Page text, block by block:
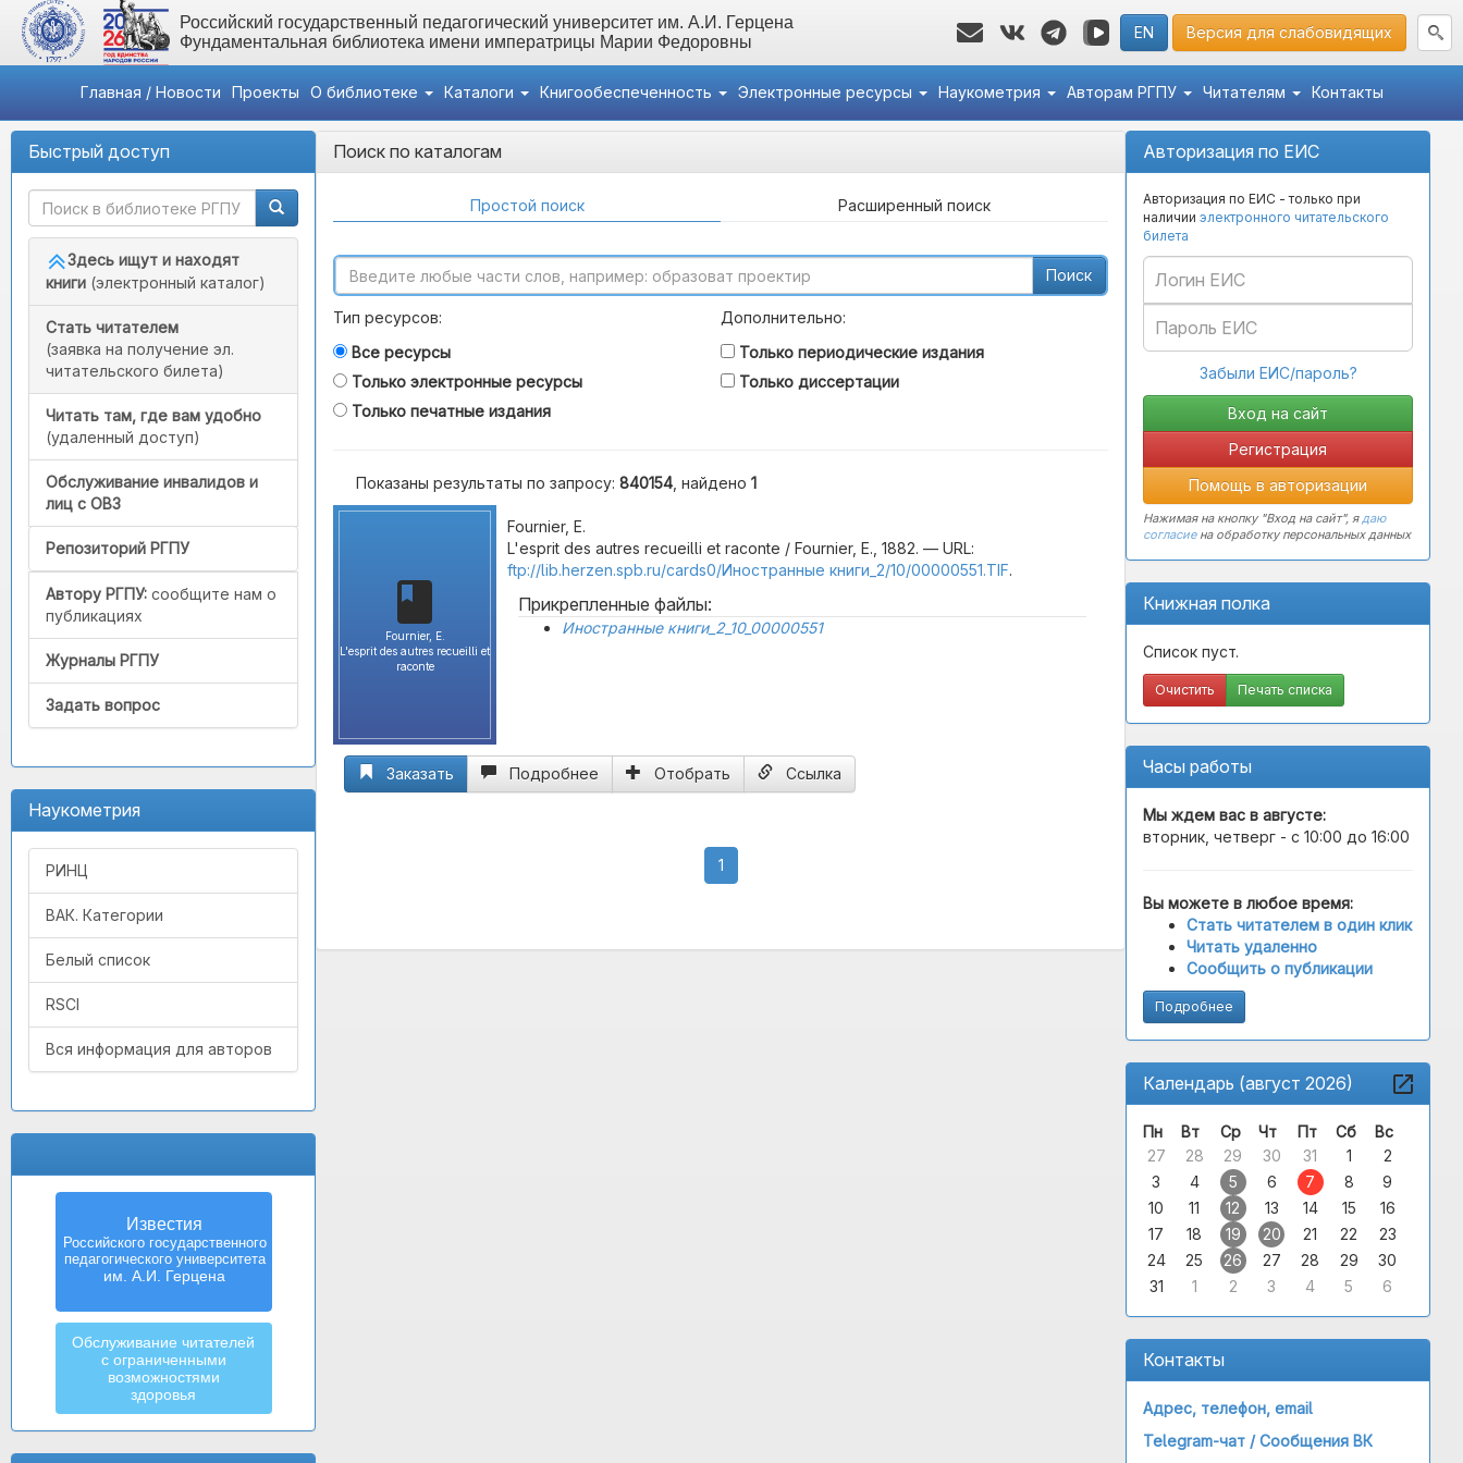
Российский государственный педагогический университет им. А.И. Герцена
Фундаментальная библиотека имени императрицы Марии Федоровны
EN Версия для слабовидящих
Главная / Новости Проекты О библиотеке Каталоги Книгообеспеченность Электронные ресурсы Наукометрия Авторам РГПУ Читателям Контакты
Быстрый доступ
Здесь ищут и находят
книги (электронный каталог)
Стать читателем
(заявка на получение эл.
читательского билета)
Читать там, где вам удобно
(удаленный доступ)
Обслуживание инвалидов и
лиц с ОВЗ
Репозиторий РГПУ
Автору РГПУ: сообщите нам о
публикациях
Журналы РГПУ
Задать вопрос
Наукометрия
РИНЦ
ВАК. Категории
Белый список
RSCI
Вся информация для авторов
Известия
Российского государственного
педагогического университета
им. А.И. Герцена
Izvestia:
Herzen University
Journal of
Humanities & Sciences
Обслуживание читателей
с ограниченными
возможностями
здоровья
Авторизация по ЕИС
Авторизация по ЕИС - только при
наличии электронного читательского
билета
Забыли ЕИС/пароль?
Регистрация
Помощь в авторизации
Нажимая на кнопку "Вход на сайт", ядаю
согласиена обработку персональных данных
Книжная полка
Список пуст.
Очистить Печать списка
Часы работы
Мы ждем вас в августе:
вторник, четверг - с 10:00 до 16:00
Вы можете в любое время:
Стать читателем в один клик
Читать удаленно
Сообщить о публикации
Подробнее
Календарь (август 2026)
Пн Вт Ср Чт Пт Сб
Вс
27
28 29 30 31 1
2
3
4 5 6 7 8
9
10
11 12 13 14 15
16
17
18 19 20 21 22
23
24
25 26 27 28 29
30
31
1 2 3 4 5 6
Контакты
Адрес, телефон, email
Telegram-чат /Сообщения ВК
Поиск по каталогам
Простой поиск Расширенный поиск
Поиск
Тип ресурсов:
Все ресурсы
Только электронные ресурсы
Только печатные издания
Дополнительно:
Только периодические издания
Только диссертации
Показаны результаты по запросу: 840154 , найдено 1
Fournier, E.
L'esprit des autres recueilli et
raconte
Fournier, E.
L'esprit des autres recueilli et raconte / Fournier, E., 1882. — URL:
ftp://lib.herzen.spb.ru/cards0/Иностранные книги_2/10/00000551.TIF.
Прикрепленные файлы:
Иностранные книги_2_10_00000551
Заказать Подробнее Отобрать Ссылка
1(current)